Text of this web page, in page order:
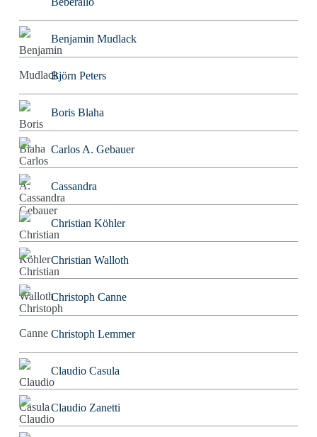
Benjamin Mudlack
Björn Peters
Boris Blaha
Carlos A. Gebauer
Cassandra
Christian Köhler
Christian Walloth
Christoph Canne
Christoph Lemmer
Claudio Casula
Claudio Zanetti